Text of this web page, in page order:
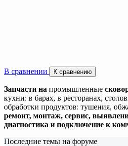
В сравнении К сравнению
Запчасти на промышленные
кухни: в барах, в ресторанах,
обработки продуктов: тушения,
ремонт, монтаж, сервис,
диагностика и подключение к
Последние темы на форуме